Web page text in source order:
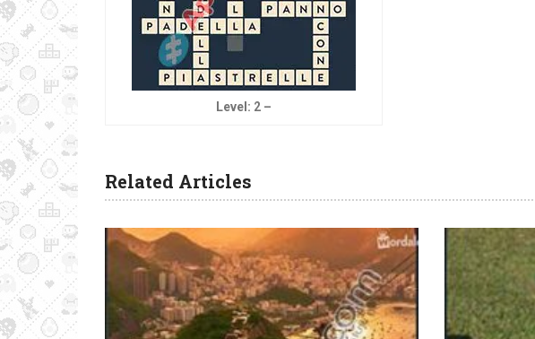
Level: 2 –
Related Articles